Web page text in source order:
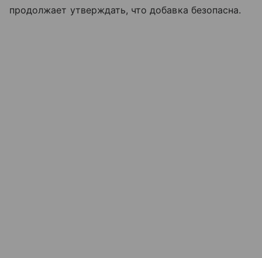
продолжает утверждать, что добавка безопасна.